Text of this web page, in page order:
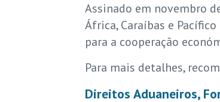
Assinado em novembro
África, Caraíbas e
para a cooperação
Para mais detalhes,
Direitos Aduaneiros,